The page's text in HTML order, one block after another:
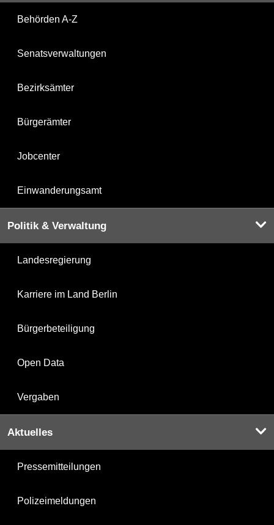
Behörden A-Z
Senatsverwaltungen
Bezirksämter
Bürgerämter
Jobcenter
Einwanderungsamt
Politik & Verwaltung
Landesregierung
Karriere im Land Berlin
Bürgerbeteiligung
Open Data
Vergaben
Aktuelles
Pressemitteilungen
Polizeimeldungen